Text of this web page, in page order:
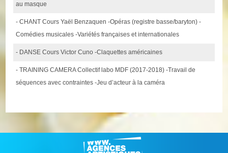
au masque
- CHANT Cours Yaël Benzaquen -Opéras (registre basse/baryton) -
Comédies musicales -Variétés françaises et internationales
- DANSE Cours Victor Cuno -Claquettes américaines
- TRAINING CAMERA Collectif labo MDF (2017-2018) -Travail de
séquences avec contraintes -Jeu d’acteur à la caméra